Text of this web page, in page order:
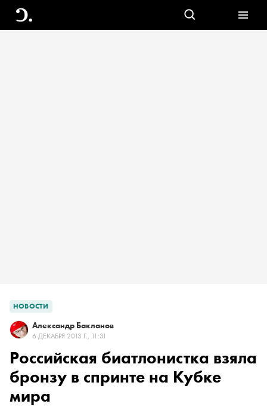
НОВОСТИ
Александр Бакланов
6 ДЕКАБРЯ 2013 Г., 11:31
Российская биатлонистка взяла
бронзу в спринте на Кубке
мира